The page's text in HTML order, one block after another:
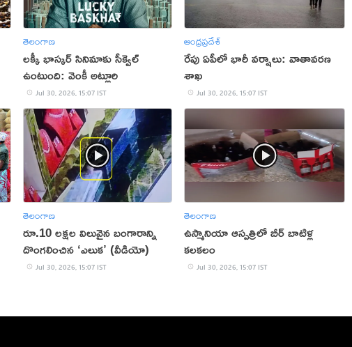
తెలంగాణ
లక్కీ భాస్కర్ సినిమాకు సీక్వెల్
ఉంటుంది: వెంకీ అట్లూరి
Jul 30, 2026, 15:07 IST
ఆంధ్రప్రదేశ్
రేపు ఏపీలో భారీ వర్షాలు: వాతావరణ
శాఖ
Jul 30, 2026, 15:07 IST
తెలంగాణ
రూ.10 లక్షల విలువైన బంగారాన్ని
దొంగలించిన ‘ఎలుక’ (వీడియో)
Jul 30, 2026, 15:07 IST
తెలంగాణ
ఉస్మానియా ఆస్పత్రిలో బీర్ బాటిళ్ల
కలకలం
Jul 30, 2026, 15:07 IST